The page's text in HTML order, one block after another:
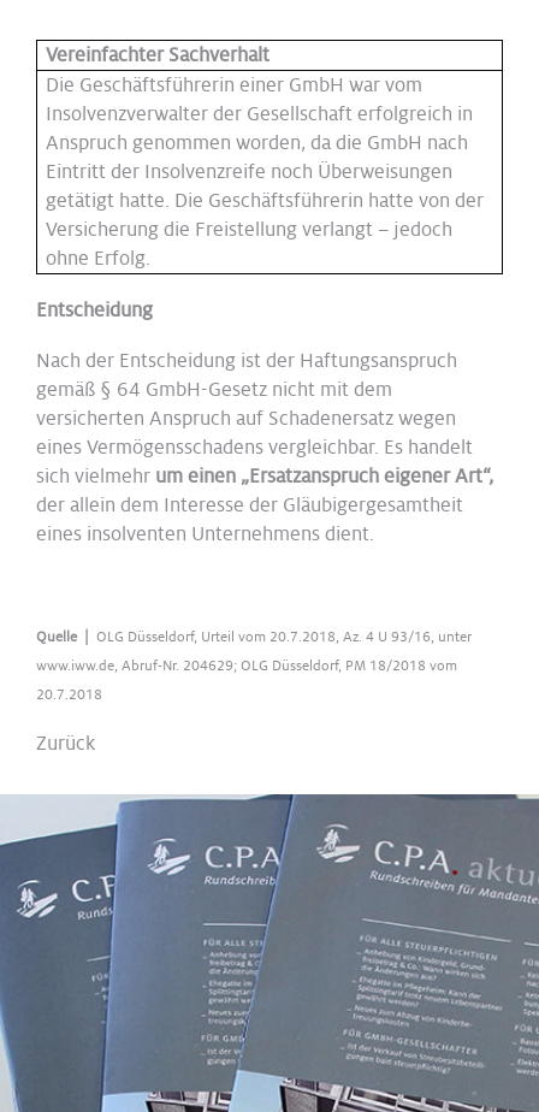
Vereinfachter Sachverhalt
Die Geschäftsführerin einer GmbH war vom
Insolvenzverwalter der Gesellschaft erfolgreich in
Anspruch genommen worden, da die GmbH nach
Eintritt der Insolvenzreife noch Überweisungen
getätigt hatte. Die Geschäftsführerin hatte von der
Versicherung die Freistellung verlangt – jedoch
ohne Erfolg.
Entscheidung
Nach der Entscheidung ist der Haftungsanspruch
gemäß § 64 GmbH-Gesetz nicht mit dem
versicherten Anspruch auf Schadenersatz wegen
eines Vermögensschadens vergleichbar. Es handelt
sich vielmehr um einen „Ersatzanspruch eigener Art“,
der allein dem Interesse der Gläubigergesamtheit
eines insolventen Unternehmens dient.
Quelle |
OLG Düsseldorf, Urteil vom 20.7.2018, Az. 4 U 93/16, unter
www.iww.de, Abruf-Nr. 204629; OLG Düsseldorf, PM 18/2018 vom
20.7.2018
Zurück